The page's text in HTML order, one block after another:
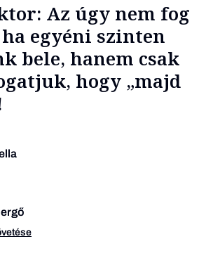
Az úgy nem fog
egyéni szinten
bele, hanem csak
hogy „majd